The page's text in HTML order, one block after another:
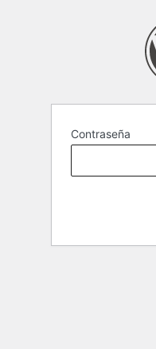
Contraseña